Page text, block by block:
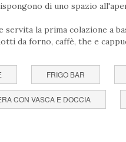
di uno spazio
servita la prima colazione a
da forno, caffè, the e
FRIGO BAR
CON VASCA E DOCCIA